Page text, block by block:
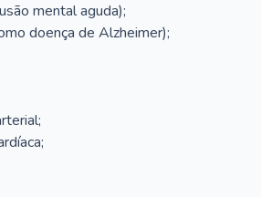
mental aguda);
doença de Alzheimer);